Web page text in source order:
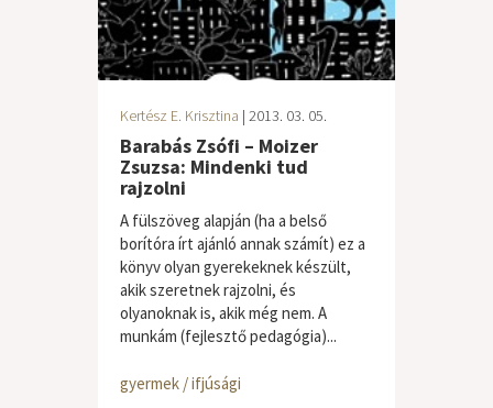
Kertész E. Krisztina | 2013. 03. 05.
Barabás Zsófi – Moizer
Zsuzsa: Mindenki tud
rajzolni
A fülszöveg alapján (ha a belső
borítóra írt ajánló annak számít) ez a
könyv olyan gyerekeknek készült,
akik szeretnek rajzolni, és
olyanoknak is, akik még nem. A
munkám (fejlesztő pedagógia)...
gyermek / ifjúsági